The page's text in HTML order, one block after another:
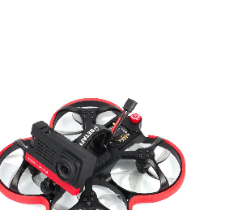
Naked Camera, i piloti
regolare. Beta85x utilizza un
con un video stabilizzato e chiaro.